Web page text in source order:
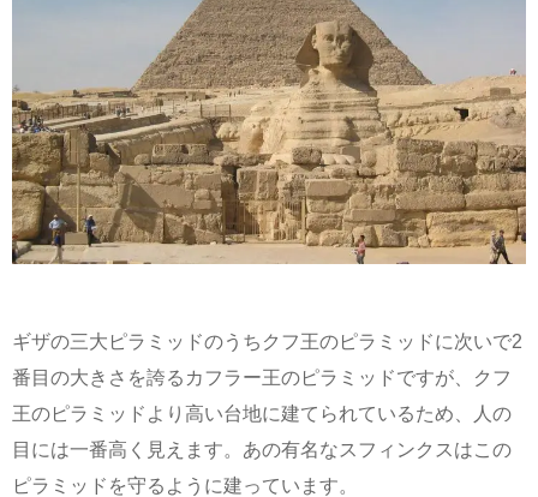
ギザの三大ピラミッドのうちクフ王のピラミッドに次いで2
番目の大きさを誇るカフラー王のピラミッドですが、クフ
王のピラミッドより高い台地に建てられているため、人の
目には一番高く見えます。あの有名なスフィンクスはこの
ピラミッドを守るように建っています。